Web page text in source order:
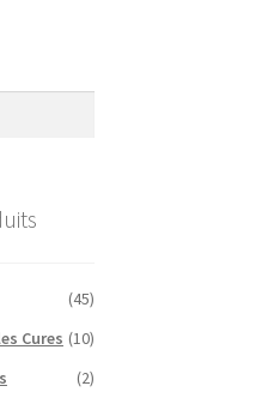
(45)
Cures (10)
(2)